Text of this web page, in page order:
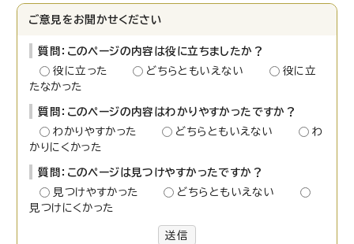
ご意見をお聞かせください
質問：このページの内容は役に立ちましたか？
役に立った
どちらともいえない
役に立
たなかった
質問：このページの内容はわかりやすかったですか？
わかりやすかった
どちらともいえない
わ
かりにくかった
質問：このページは見つけやすかったですか？
見つけやすかった
どちらともいえない
見つけにくかった
送信